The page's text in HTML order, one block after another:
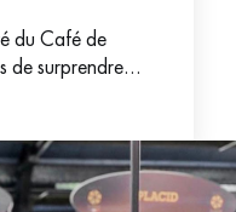
du Café de
de surprendre